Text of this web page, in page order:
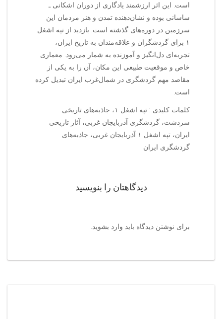
است. این اثر ارزشمند یادگاری از دوران اشکانی ـ
ساسانی بوده و نشان‌دهنده تمدن و هنر مردمان این
سرزمین در دوره‌های گذشته است. بازدید از تپه اشغل
۱ برای گردشگران و علاقه‌مندان به تاریخ ایران،
تجربه‌ای دل‌انگیز و آموزنده به شمار می‌رود. معماری
خاص و موقعیت طبیعی این مکان، آن را به یکی از
مقاصد مهم گردشگری در شمال‌غرب ایران تبدیل کرده
است.
کلمات کلیدی : تپه اشغل ۱، جاذبه‌های تاریخی
سردشت، گردشگری آذربایجان غربی، آثار تاریخی
ایران، تپه اشغل ۱ آذربایجان غربی، جاذبه‌های
گردشگری ایران
دیدگاهتان را بنویسید
برای نوشتن دیدگاه باید وارد بشوید